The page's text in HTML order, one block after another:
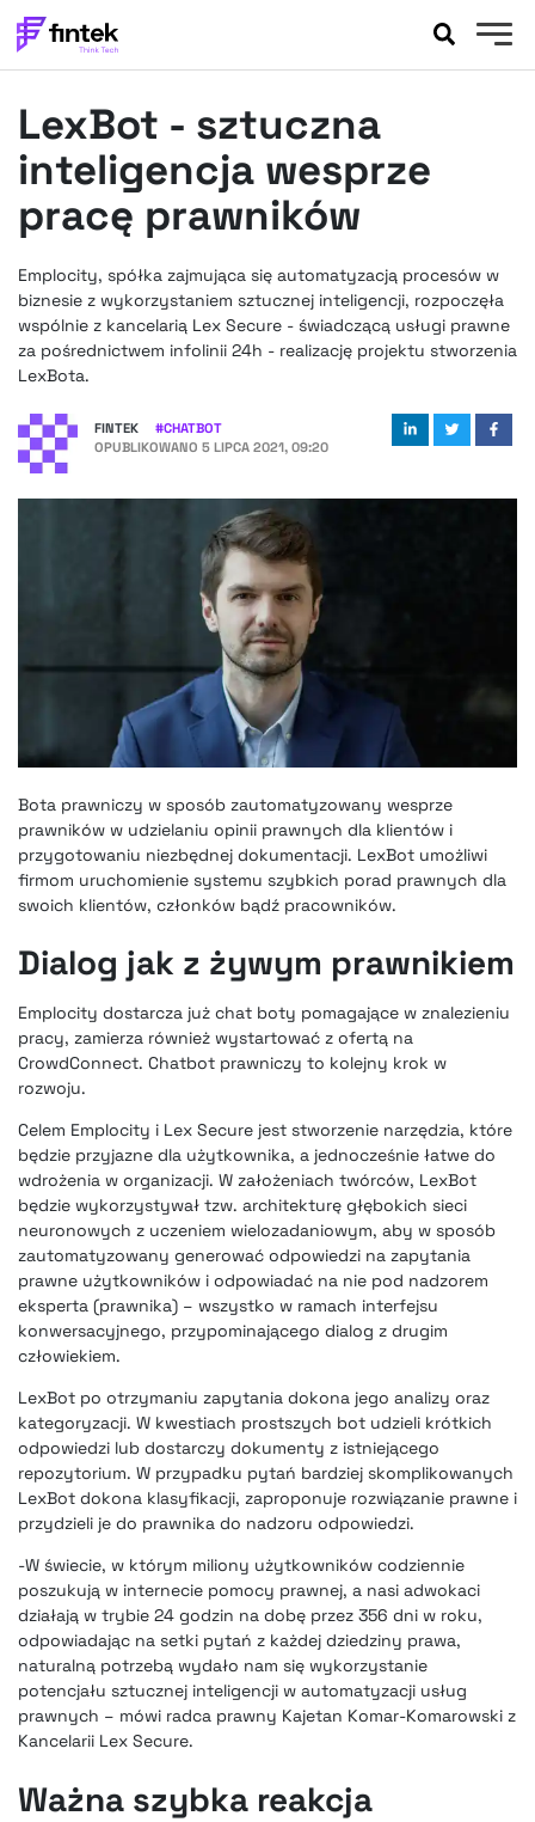
BANKOWOŚĆ
EVENTY
FELIETONY
WYWIADY
PODCASTY
FINTEKEXTRA
OKIEM EKSPERTA
LexBot - sztuczna
inteligencja wesprze
pracę prawników
Emplocity, spółka zajmująca się automatyzacją procesów w
biznesie z wykorzystaniem sztucznej inteligencji, rozpoczęła
wspólnie z kancelarią Lex Secure - świadczącą usługi prawne
za pośrednictwem infolinii 24h - realizację projektu stworzenia
LexBota.
FINTEK #CHATBOT
OPUBLIKOWANO 5 LIPCA 2021, 09:20
Bota prawniczy w sposób zautomatyzowany wesprze
prawników w udzielaniu opinii prawnych dla klientów i
przygotowaniu niezbędnej dokumentacji. LexBot umożliwi
firmom uruchomienie systemu szybkich porad prawnych dla
swoich klientów, członków bądź pracowników.
Dialog jak z żywym prawnikiem
Emplocity dostarcza już chat boty pomagające w znalezieniu
pracy, zamierza również wystartować z ofertą na
CrowdConnect. Chatbot prawniczy to kolejny krok w
rozwoju.
Celem Emplocity i Lex Secure jest stworzenie narzędzia, które
będzie przyjazne dla użytkownika, a jednocześnie łatwe do
wdrożenia w organizacji. W założeniach twórców, LexBot
będzie wykorzystywał tzw. architekturę głębokich sieci
neuronowych z uczeniem wielozadaniowym, aby w sposób
zautomatyzowany generować odpowiedzi na zapytania
prawne użytkowników i odpowiadać na nie pod nadzorem
eksperta (prawnika) – wszystko w ramach interfejsu
konwersacyjnego, przypominającego dialog z drugim
człowiekiem.
LexBot po otrzymaniu zapytania dokona jego analizy oraz
kategoryzacji. W kwestiach prostszych bot udzieli krótkich
odpowiedzi lub dostarczy dokumenty z istniejącego
repozytorium. W przypadku pytań bardziej skomplikowanych
LexBot dokona klasyfikacji, zaproponuje rozwiązanie prawne i
przydzieli je do prawnika do nadzoru odpowiedzi.
-W świecie, w którym miliony użytkowników codziennie
poszukują w internecie pomocy prawnej, a nasi adwokaci
działają w trybie 24 godzin na dobę przez 356 dni w roku,
odpowiadając na setki pytań z każdej dziedziny prawa,
naturalną potrzebą wydało nam się wykorzystanie
potencjału sztucznej inteligencji w automatyzacji usług
prawnych – mówi radca prawny Kajetan Komar-Komarowski z
Kancelarii Lex Secure.
Ważna szybka reakcja